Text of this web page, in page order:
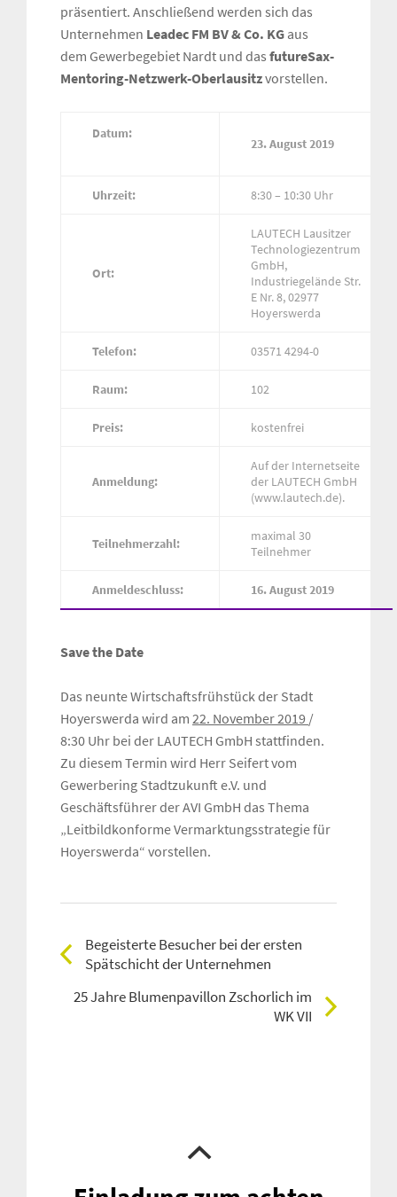
präsentiert. Anschließend werden sich das
Unternehmen Leadec FM BV & Co. KG aus
dem Gewerbegebiet Nardt und das futureSax-
Mentoring-Netzwerk-Oberlausitzvorstellen.
Datum:
23. August 2019
Uhrzeit: 8:30 – 10:30 Uhr
Ort:
LAUTECH Lausitzer
Technologiezentrum
GmbH,
Industriegelände Str.
E Nr. 8, 02977
Hoyerswerda
Telefon: 03571 4294-0
Raum: 102
Preis: kostenfrei
Anmeldung:
Auf der Internetseite
der LAUTECH GmbH
(www.lautech.de).
Teilnehmerzahl:
maximal 30
Teilnehmer
Anmeldeschluss: 16. August 2019
Save the Date
Das neunte Wirtschaftsfrühstück der Stadt
Hoyerswerda wird am 22. November 2019 /
8:30 Uhr bei der LAUTECH GmbH stattfinden.
Zu diesem Termin wird Herr Seifert vom
Gewerbering Stadtzukunft e.V. und
Geschäftsführer der AVI GmbH das Thema
„Leitbildkonforme Vermarktungsstrategie für
Hoyerswerda“ vorstellen.
Begeisterte Besucher bei der ersten
Spätschicht der Unternehmen
25 Jahre Blumenpavillon Zschorlich im
WK VII